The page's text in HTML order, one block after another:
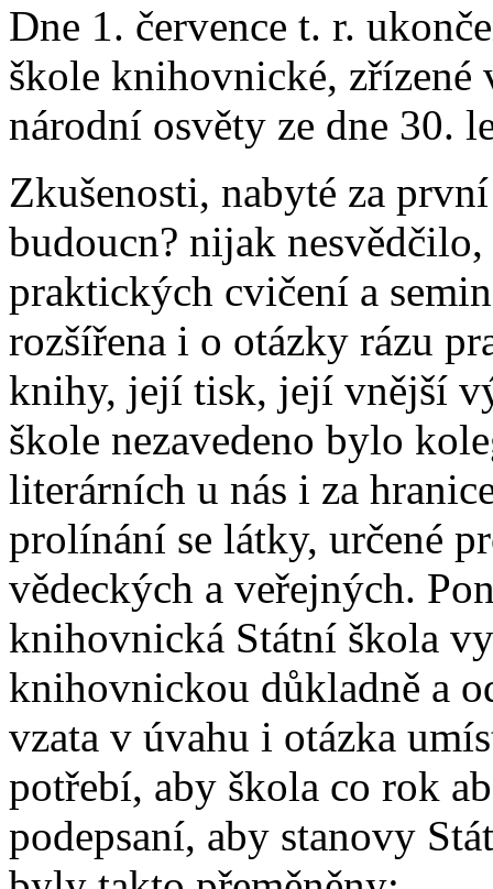
Dne 1. července t. r.
škole knihovnické, zřízené
národní osvěty ze dne 30.
Zkušenosti, nabyté za
budoucn? nijak
praktických cvičení a
rozšířena i o otázky rázu
knihy, její tisk, její vnější
škole nezavedeno bylo
literárních u nás i za
prolínání se látky, určené
vědeckých a veřejných.
knihovnická Státní škola
knihovnickou důkladně a
vzata v úvahu i otázka
potřebí, aby škola co rok
podepsaní, aby stanovy